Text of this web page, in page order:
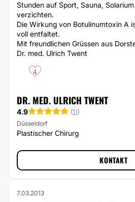
Stunden auf Sport, Sauna,
verzichten.
Die Wirkung von Botulinumtoxin A
voll entfaltet.
Mit freundlichen Grüssen aus
Dr. med. Ulrich Twent
4
DR. MED. ULRICH TWENT
4.9 (11)
Düsseldorf
Plastischer Chirurg
KONTAKT
7.03.2013